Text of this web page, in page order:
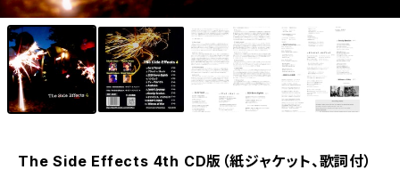
The Side Effects 4th CD版（紙ジャケット、歌詞付）